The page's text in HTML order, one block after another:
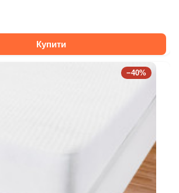
Купити
−40%